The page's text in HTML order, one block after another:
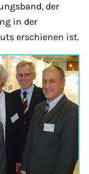
der
in der
erschienen ist.